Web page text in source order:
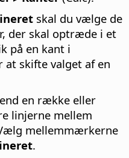
skal du vælge de
der skal optræde i et
på en kant i
skifte valget af en
en række eller
linjerne mellem
mellemmærkerne
.